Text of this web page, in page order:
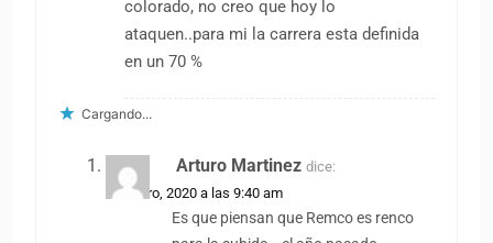
colorado, no creo que hoy lo
ataquen..para mi la carrera esta definida
en un 70 %
Cargando...
Arturo Martinez dice:
29 enero, 2020 a las 9:40 am
Es que piensan que Remco es renco